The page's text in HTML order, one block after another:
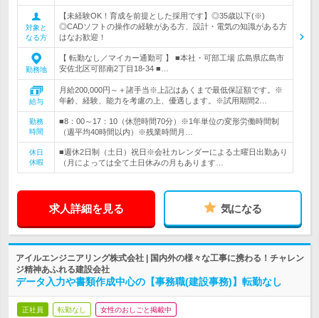
対象と
なる方
【未経験OK！育成を前提とした採用です】◎35歳以下(※)
◎CADソフトの操作の経験がある方、設計・電気の知識がある方
はなお歓迎！
勤務地
【 転勤なし／マイカー通勤可 】 ■本社・可部工場 広島県広島市
安佐北区可部南2丁目18-34 ■…
給与
月給200,000円～＋諸手当※上記はあくまで最低保証額です。※
年齢、経験、能力を考慮の上、優遇します。※試用期間2…
勤務
時間
■8：00～17：10（休憩時間70分）※1年単位の変形労働時間制
（週平均40時間以内）※残業時間月…
休日
休暇
■週休2日制（土日）祝日※会社カレンダーによる土曜日出勤あり
（月によっては全て土日休みの月もあります…
求人詳細を見る 気になる
アイルエンジニアリング株式会社 | 国内外の様々な工事に携わる！チャレン
ジ精神あふれる建設会社
データ入力や書類作成中心の【事務職(建設事務)】転勤なし
正社員 転勤なし 女性のおしごと掲載中